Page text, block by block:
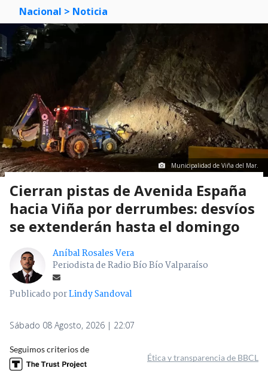
Nacional > Noticia
Municipalidad de Viña del Mar.
Cierran pistas de Avenida España
hacia Viña por derrumbes: desvíos
se extenderán hasta el domingo
Aníbal Rosales Vera
Periodista de Radio Bío Bío Valparaíso
Publicado porLindy Sandoval
Sábado 08 Agosto, 2026 | 22:07
Seguimos criterios de
Ética y transparencia de BBCL